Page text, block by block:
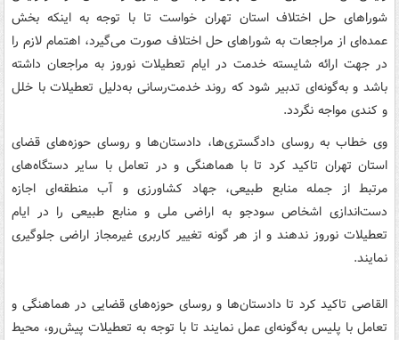
شوراهای حل اختلاف استان تهران خواست تا با توجه به اینکه بخش
عمده‌ای از مراجعات به شوراهای حل اختلاف صورت می‌گیرد، اهتمام لازم را
در جهت ارائه شایسته خدمت در ایام تعطیلات نوروز به مراجعان داشته
باشد و به‌گونه‌ای تدبیر شود که روند خدمت‌رسانی به‌دلیل تعطیلات با خلل
و کندی مواجه نگردد.
وی خطاب به روسای دادگستری‌ها، دادستان‌ها و روسای حوزه‌های قضای
استان تهران تاکید کرد تا با هماهنگی و در تعامل با سایر دستگاه‌های
مرتبط از جمله منابع طبیعی، جهاد کشاورزی و آب منطقه‌ای اجازه
دست‌اندازی اشخاص سودجو به اراضی ملی و منابع طبیعی را در ایام
تعطیلات نوروز ندهند و از هر گونه تغییر کاربری غیرمجاز اراضی جلوگیری
نمایند.
القاصی تاکید کرد تا دادستان‌ها و روسای حوزه‌های قضایی در هماهنگی و
تعامل با پلیس به‌گونه‌ای عمل نمایند تا با توجه به تعطیلات پیش‌رو، محیط